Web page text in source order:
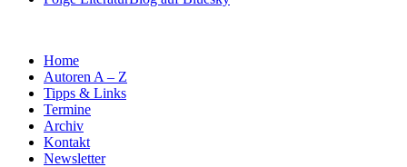
Home
Autoren A – Z
Tipps & Links
Termine
Archiv
Kontakt
Newsletter